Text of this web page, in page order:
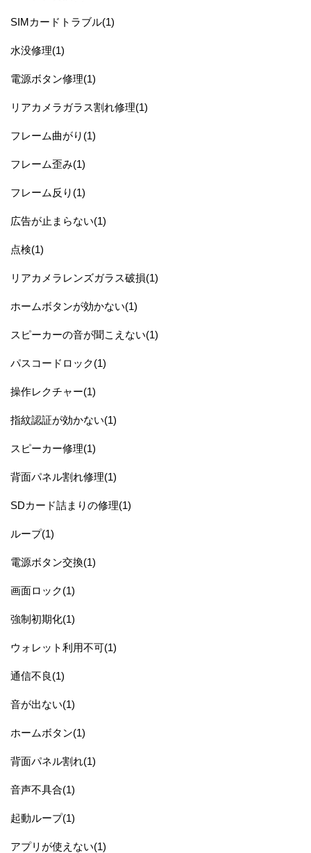
SIMカードトラブル(1)
水没修理(1)
電源ボタン修理(1)
リアカメラガラス割れ修理(1)
フレーム曲がり(1)
フレーム歪み(1)
フレーム反り(1)
広告が止まらない(1)
点検(1)
リアカメラレンズガラス破損(1)
ホームボタンが効かない(1)
スピーカーの音が聞こえない(1)
パスコードロック(1)
操作レクチャー(1)
指紋認証が効かない(1)
スピーカー修理(1)
背面パネル割れ修理(1)
SDカード詰まりの修理(1)
ループ(1)
電源ボタン交換(1)
画面ロック(1)
強制初期化(1)
ウォレット利用不可(1)
通信不良(1)
音が出ない(1)
ホームボタン(1)
背面パネル割れ(1)
音声不具合(1)
起動ループ(1)
アプリが使えない(1)